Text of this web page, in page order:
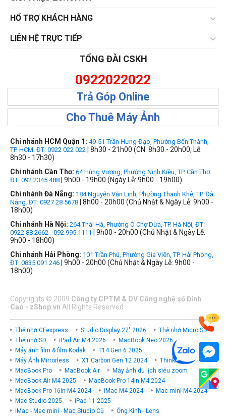
HỔ TRỢ KHÁCH HÀNG
LIÊN HỆ TRỰC TIẾP
TỔNG ĐÀI CSKH
0922022022
Trả Góp Online
Cho Thuê Máy Ảnh
Chi nhánh HCM Quận 1: 49-51 Trần Hưng Đạo, Phường Bến Thành,
TP. HCM. ĐT: 0922 022 022 | 8h30 - 21h00 (CN: 8h30 - 20h00, Lễ:
8h30 - 17h30)
Chi nhánh Cần Thơ: 64 Hùng Vương, Phường Ninh Kiều, TP. Cần Thơ.
ĐT: 092.2345.488 | 9h00 - 19h00 (Ngày Lễ: 9h00 - 19h00)
Chi nhánh Đà Nẵng: 184 Nguyễn Văn Linh, Phường Thanh Khê, TP. Đà
Nẵng. ĐT: 0927 28 5678 | 8h00 - 20h00 (Chủ Nhật & Ngày Lễ: 9h00 -
18h00)
Chi nhánh Hà Nội: 264 Thái Hà, Phường Ô Chợ Dừa, TP. Hà Nội, ĐT:
0922 88 2662 - 092.995.1111
| 9h00 - 20h00 (Chủ Nhật & Ngày Lễ:
9h00 - 18h00)
Chi nhánh Hải Phòng: 101 Trần Phú, Phường Gia Viên, TP. Hải Phòng,
ĐT: 0835 091 246 | 9h00 - 20h00 (Chủ Nhật & Ngày Lễ: 9h00 -
18h00)
Copyrights © 2009 Công ty CPTM & DV Công nghệ số Đỉnh
Cao - zShop.vn All Rights Reserved
Thẻ nhớ CFexpress Studio Display 27" 2026
Thẻ nhớ Micro SD
Thẻ nhớ SD
iPad Air M4 2026
MacBook Neo 2026
Máy ảnh film & film Kodak
T14 Gen 6 2025
Máy Ảnh Mirrorless
X1 Carbon Gen 12 2024
ThinkPad P
MacBook Pro
MacBook Air
Máy ảnh du lịch siêu zoom
MacBook Air M4 2025
MacBook Pro 14in M4 2024
MacBook Pro 16in M4 2024
iMac M4 2024
Mac mini M4 2024
Mac Studio 2025
iPad 11 2025
iMac - Mac mini - Mac Studio Cũ
Ống Kính - Lens